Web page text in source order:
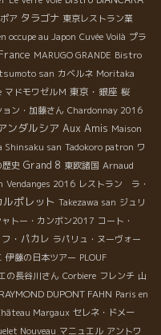
ア タラゴナ 東京レストラン業
occupe au Japon Cuvée Voilà プラ
France MARUGO GRANDE Bistro
san カベルネ Moritaka
マドモワゼルＭ 東京・銀座 桜
ン・加藤さん Chardonnay 2016
ンダルシア Aux Amis Maison
Shinsaku san Tadokoro patron ワ
史 Grand 8 東欧諸国 Arnaud
Vendanges 2016 レストラン ラ・
ルポレット Takezawa san ジュリ
ャトー・カンボン2017 コート・
・パカレ ラパリュ・ヌーヴォー
伊藤の日本ツアー PLOUF
の長谷川さん Corbiere フレンチ 山
DUPONT FAHN Paris en
Margaux セレネ・ドメー
Nouveau マニュエル アントワ